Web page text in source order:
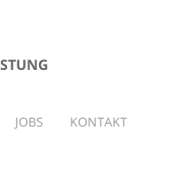
JOBS KONTAKT